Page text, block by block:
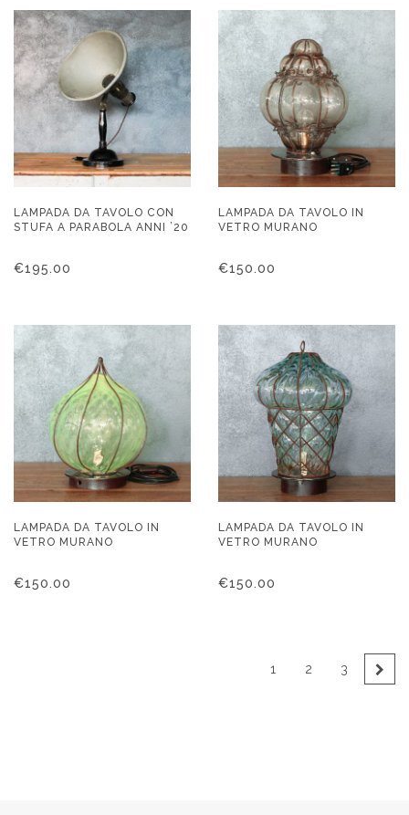
LAMPADA DA TAVOLO CON
STUFA A PARABOLA ANNI ’20
€195.00
LAMPADA DA TAVOLO IN
VETRO MURANO
€150.00
LAMPADA DA TAVOLO IN
VETRO MURANO
€150.00
LAMPADA DA TAVOLO IN
VETRO MURANO
€150.00
1 2 3 →